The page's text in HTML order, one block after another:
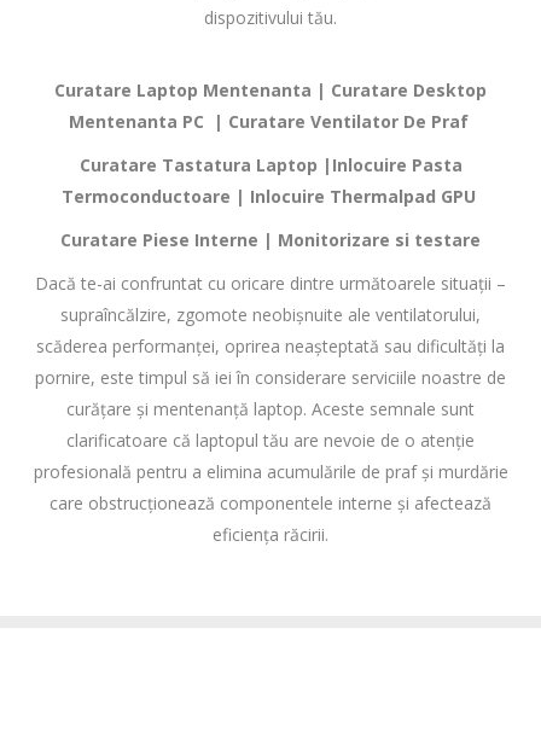
dispozitivului tău.
Curatare Laptop Mentenanta | Curatare Desktop
Mentenanta PC | Curatare Ventilator De Praf
Curatare Tastatura Laptop |Inlocuire Pasta
Termoconductoare | Inlocuire Thermalpad GPU
Curatare Piese Interne | Monitorizare si testare
Dacă te-ai confruntat cu oricare dintre următoarele situații –
supraîncălzire, zgomote neobișnuite ale ventilatorului,
scăderea performanței, oprirea neașteptată sau dificultăți la
pornire, este timpul să iei în considerare serviciile noastre de
curățare și mentenanță laptop. Aceste semnale sunt
clarificatoare că laptopul tău are nevoie de o atenție
profesională pentru a elimina acumulările de praf și murdărie
care obstrucționează componentele interne și afectează
eficiența răcirii.